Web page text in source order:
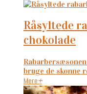
råsyltede rabarber med creme og
chokolade
bruge de skønne
Mere+